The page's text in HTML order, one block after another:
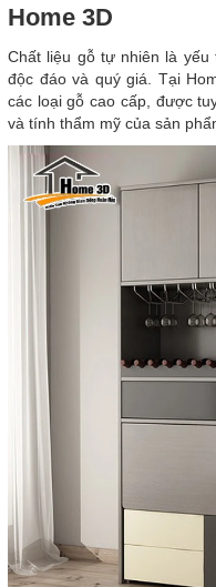
Home 3D
Chất liệu gỗ tự nhiên là
độc đáo và quý giá. Tại
các loại gỗ cao cấp, được
và tính thẩm mỹ của sản